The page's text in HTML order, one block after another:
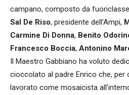
campano, composto da
Sal De Riso, presidente dell’Ampi,
Carmine Di Donna, Benito
Francesco Boccia, Antonino
Il Maestro Gabbiano ha voluto
cioccolato al padre Enrico che, per
lavorato come mosaicista